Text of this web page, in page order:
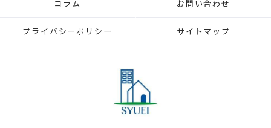
コラム お問い合わせ
プライバシーポリシー サイトマップ